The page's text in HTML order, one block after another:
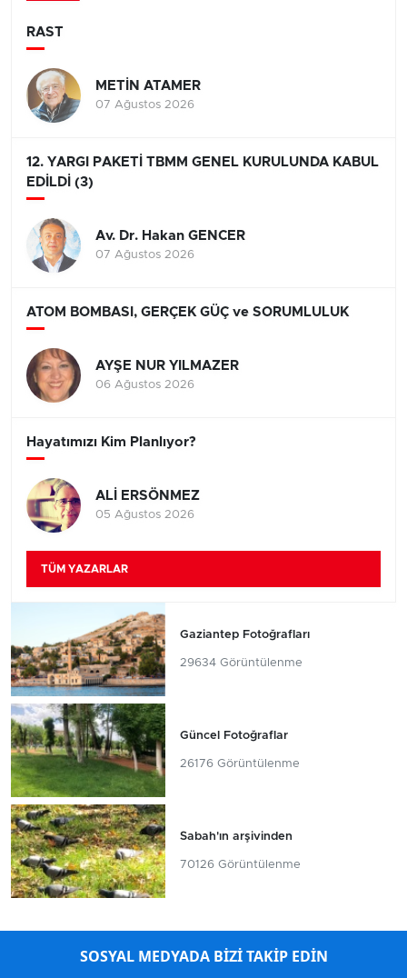
RAST
METİN ATAMER
07 Ağustos 2026
12. YARGI PAKETİ TBMM GENEL KURULUNDA KABUL
EDİLDİ (3)
Av. Dr. Hakan GENCER
07 Ağustos 2026
ATOM BOMBASI, GERÇEK GÜÇ ve SORUMLULUK
AYŞE NUR YILMAZER
06 Ağustos 2026
Hayatımızı Kim Planlıyor?
ALİ ERSÖNMEZ
05 Ağustos 2026
TÜM YAZARLAR
Gaziantep Fotoğrafları
29634 Görüntülenme
Güncel Fotoğraflar
26176 Görüntülenme
Sabah'ın arşivinden
70126 Görüntülenme
SOSYAL MEDYADA BİZİ TAKİP EDİN